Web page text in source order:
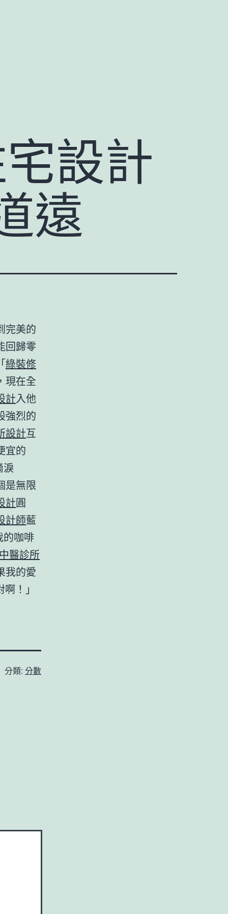
設計
遠
完美的
回歸零
「綠裝修
現在全
計入他
強烈的
設計互
宜的
淚
是無限
計圓
計師藍
的咖啡
中醫診所
我的愛
！」
分類: 分數